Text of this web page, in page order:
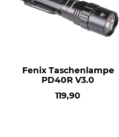
Produkttyp
Taschenlampe
Lichtfarbe
Fenix Taschenlampe
PD40R V3.0
119,90